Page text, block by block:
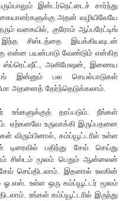
இன்டர்நெட்டைச் சார்ந்து
அதன் வழியிலேயே
வகையில், குரோம் ஆப்பரேட்டிங்
இந்த சிஸ்டத்தை இயக்கியவுடன்
என்ன பயன்பாடு வேண்டும் என்கிற
ஸ்ப்ரெட்ஷீட், அனிமேஷன், இணைய
இன்னும் பல செயல்பாடுகள்
அதனைத் தேர்ந்தெடுக்கலாம்.
தரப்படும். நீங்கள்
ஏற்கனவே உருவாக்கி இருப்பதனை
விரும்பினால், கம்ப்யூட்டரில் உள்ள
பதிந்து சேவ் செய்து
சிஸ்டம் மூலம் பெறும் ஆன்லைன்
செய்திடலாம். இதனால் உலகின்
ஓ.எஸ். உள்ள ஒரு கம்ப்யூட்டர் மூலம்
உங்கள் கம்ப்யூட்டரில் இருந்து